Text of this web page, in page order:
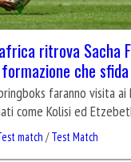
ritrova Sacha
che
faranno visita ai
come Kolisi ed
match /Test Match